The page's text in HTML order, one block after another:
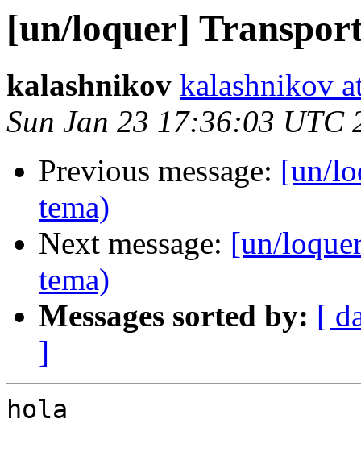
[un/loquer]
kalashnikov kalashnikov
Sun Jan 23 17:36:03 UTC
Previous message: [un/
tema)
Next message: [un/
tema)
Messages sorted by: [
]
hola